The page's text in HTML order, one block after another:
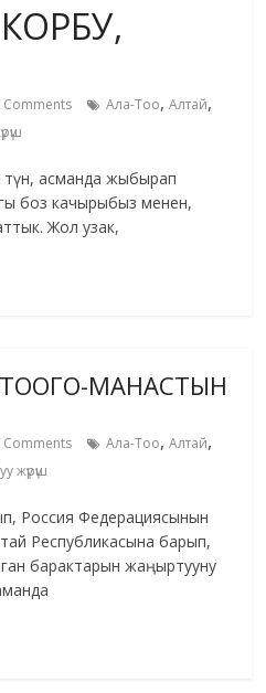
Comments Ала-Тоо,Алтай,
түн, асманда жыбырап
боз качырыбыз менен,
Жол узак,
МАНАСТЫН
Comments Ала-Тоо,Алтай,
жүрүш
Россия Федерациясынын
Республикасына барып,
барактарын жаңыртууну